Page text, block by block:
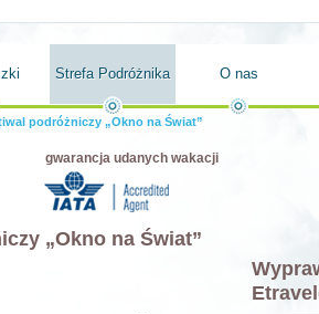
Strefa Podróżnika O nas
podróżniczy „Okno na Świat”
gwarancja udanych wakacji
„Okno na Świat”